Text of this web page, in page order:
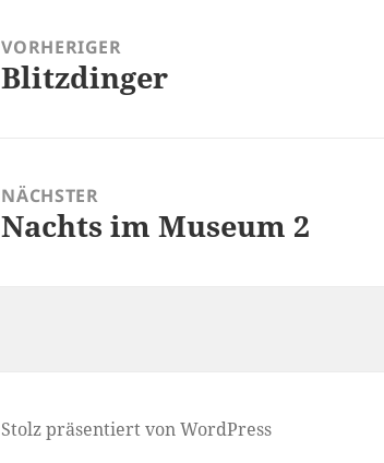
VORHERIGER
Vorheriger
Blitzdinger
NÄCHSTER
Nächster
Nachts im Museum 2
Stolz präsentiert von WordPress